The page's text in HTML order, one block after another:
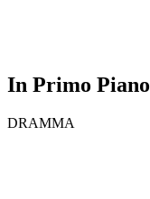
In Primo Piano
DRAMMA